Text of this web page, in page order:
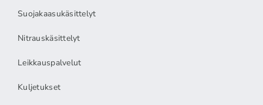
Suojakaasukäsittelyt
Nitrauskäsittelyt
Leikkauspalvelut
Kuljetukset